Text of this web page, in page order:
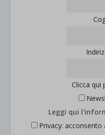
Clicca qui
Leggi qui
Privacy: